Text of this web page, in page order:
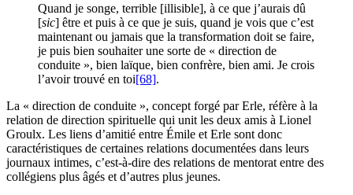
Quand je songe, terrible [illisible], à ce que j’aurais dû
[sic] être et puis à ce que je suis, quand je vois que c’est
maintenant ou jamais que la transformation doit se faire,
je puis bien souhaiter une sorte de « direction de
conduite », bien laïque, bien confrère, bien ami. Je crois
l’avoir trouvé en toi[68].
La « direction de conduite », concept forgé par Erle, réfère à la
relation de direction spirituelle qui unit les deux amis à Lionel
Groulx. Les liens d’amitié entre Émile et Erle sont donc
caractéristiques de certaines relations documentées dans leurs
journaux intimes, c’est-à-dire des relations de mentorat entre des
collégiens plus âgés et d’autres plus jeunes.